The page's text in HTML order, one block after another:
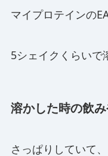
マイプロテインの
5シェイクくらいで
溶かした時の飲
さっぱりしていて